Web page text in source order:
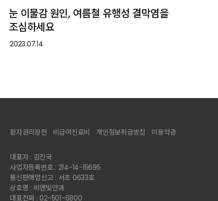
눈 이물감 원인, 여름철 유행성 결막염을
조심하세요
2023.07.14
환자권리장전 비급여진료비 개인정보취급방침 이용약관
대표자 : 김진국
사업자등록번호 : 214-14-15695
통신판매업신고 : 서초 0633호
상호명 : 비앤빛안과
대표전화 : 02-501-6800